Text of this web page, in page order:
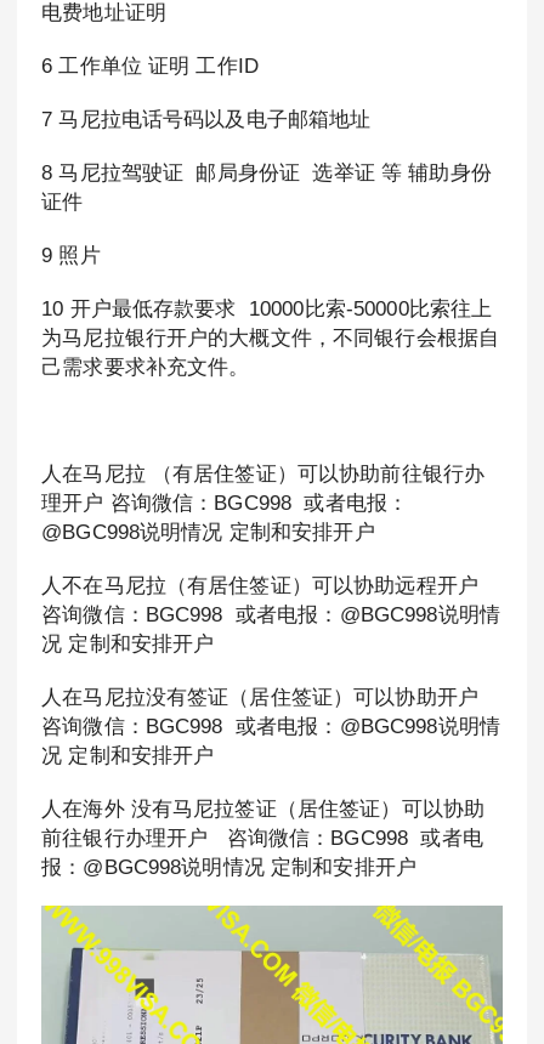
电费地址证明
6 工作单位 证明 工作ID
7 马尼拉电话号码以及电子邮箱地址
8 马尼拉驾驶证 邮局身份证 选举证 等 辅助身份
证件
9 照片
10 开户最低存款要求 10000比索-50000比索往上
为马尼拉银行开户的大概文件，不同银行会根据自
己需求要求补充文件。
人在马尼拉 （有居住签证）可以协助前往银行办
理开户 咨询微信：BGC998 或者电报：
@BGC998说明情况 定制和安排开户
人不在马尼拉（有居住签证）可以协助远程开户
咨询微信：BGC998 或者电报：@BGC998说明情
况 定制和安排开户
人在马尼拉没有签证（居住签证）可以协助开户
咨询微信：BGC998 或者电报：@BGC998说明情
况 定制和安排开户
人在海外 没有马尼拉签证（居住签证）可以协助
前往银行办理开户 咨询微信：BGC998 或者电
报：@BGC998说明情况 定制和安排开户